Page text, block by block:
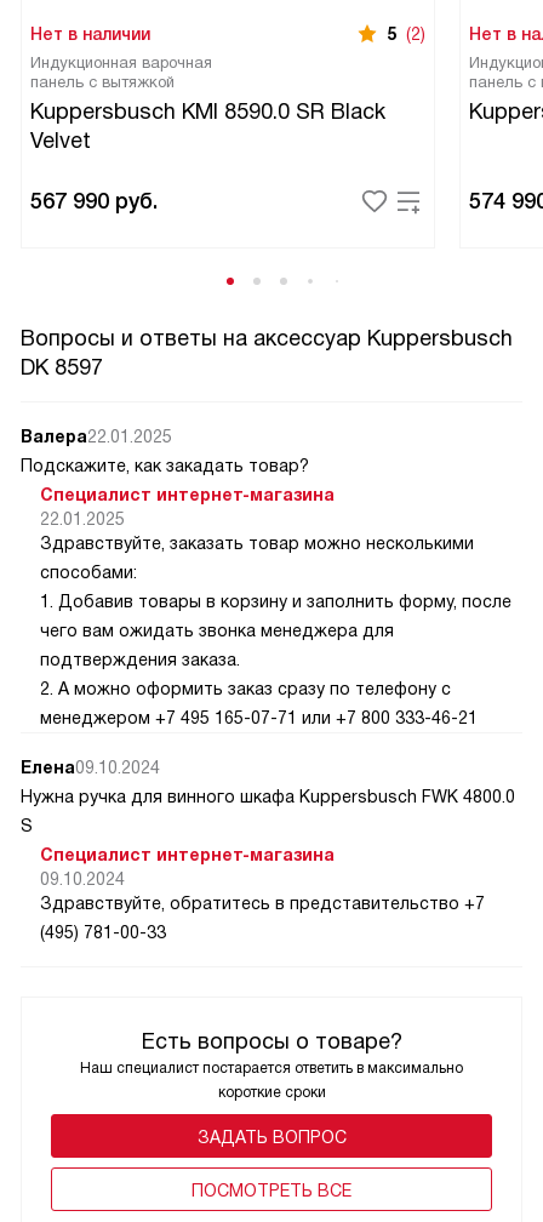
ностальгии в мою жизнь. Я считаю, что это отличная
инвестиция в комфорт и удовольствие от использования
Нет в наличии 5 (2)
Индукционная варочная
панель с вытяжкой
Kuppersbusch KMI 8590.0 SR Black
Velvet
567 990 руб.
Нет в
панель с
574
Вопросы и ответы на аксессуар Kuppersbusch
DK 8597
Есть вопросы о товаре?
Наш специалист постарается ответить в максимально
короткие сроки
ЗАДАТЬ ВОПРОС
ПОCМОТРЕТЬ ВСЕ
Валера22.01.2025
Подскажите, как закадать товар?
Специалист интернет-магазина
22.01.2025
Здравствуйте, заказать товар можно несколькими
способами:
1. Добавив товары в корзину и заполнить форму, после
чего вам ожидать звонка менеджера для
подтверждения заказа.
2. А можно оформить заказ сразу по телефону с
менеджером +7 495 165-07-71 или +7 800 333-46-21
Елена09.10.2024
Нужна ручка для винного шкафа Kuppersbusch FWK 4800.0
S
Специалист интернет-магазина
09.10.2024
Здравствуйте, обратитесь в представительство +7
(495) 781-00-33